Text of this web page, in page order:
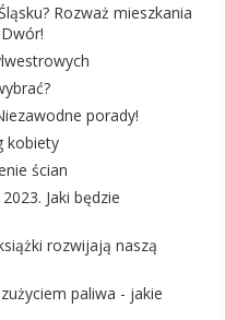
Rozważ mieszkania
porady!
kobiety
ścian
Jaki będzie
rozwijają naszą
paliwa - jakie